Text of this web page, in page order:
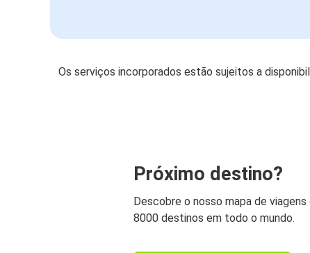
Os serviços incorporados estão sujeitos a
Próximo destino?
Descobre o nosso mapa de viagens
8000 destinos em todo o mundo.